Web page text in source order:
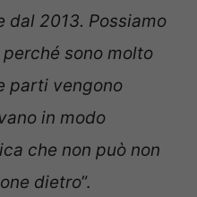
dal 2013. Possiamo
sono molto
parti vengono
in modo
che non può non
dietro”.